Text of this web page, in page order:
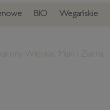
BIO Wegańskie
Włoskie, Mąki i Ziarna